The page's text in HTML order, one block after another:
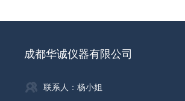
成都华诚仪器有限公司
联系人：杨小姐